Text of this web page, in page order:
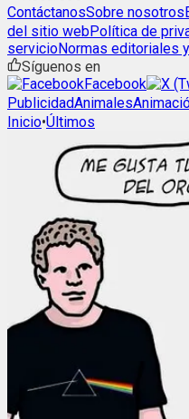
ContáctanosSobre nosotros
del sitio webPolítica de
servicioNormas editoriales
Síguenos en
Facebook
PublicidadAnimales
Inicio•Últimos